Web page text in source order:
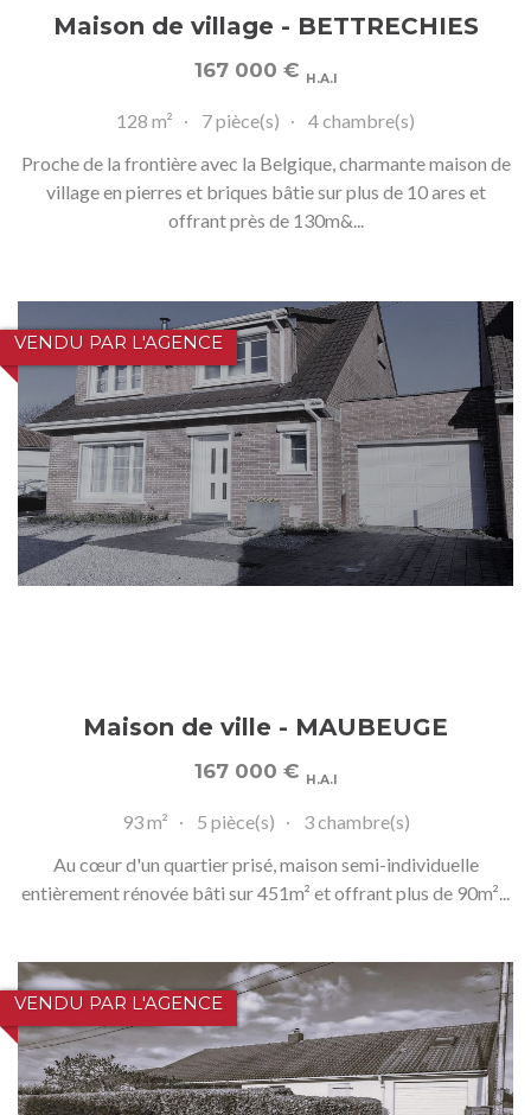
Maison de village - BETTRECHIES
167 000 € H.A.I
128 m² 7 pièce(s)
4 chambre(s)
Proche de la frontière avec la Belgique, charmante maison de
village en pierres et briques bâtie sur plus de 10 ares et
offrant près de 130m&...
VENDU PAR L'AGENCE
Maison de ville - MAUBEUGE
167 000 € H.A.I
93 m² 5 pièce(s)
3 chambre(s)
Au cœur d'un quartier prisé, maison semi-individuelle
entièrement rénovée bâti sur 451m² et offrant plus de 90m²...
VENDU PAR L'AGENCE